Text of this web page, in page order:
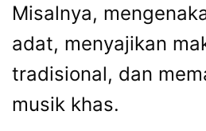
Misalnya,
adat, menyajikan
tradisional, dan
musik khas.